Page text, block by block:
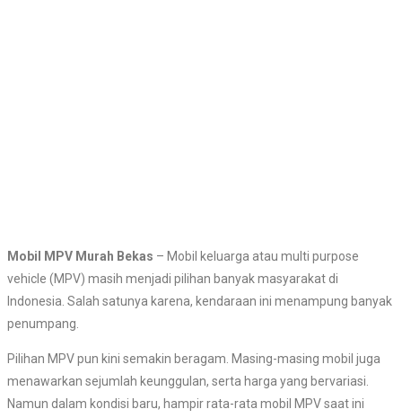
Mobil MPV Murah Bekas – Mobil keluarga atau multi purpose
vehicle (MPV) masih menjadi pilihan banyak masyarakat di
Indonesia. Salah satunya karena, kendaraan ini menampung banyak
penumpang.
Pilihan MPV pun kini semakin beragam. Masing-masing mobil juga
menawarkan sejumlah keunggulan, serta harga yang bervariasi.
Namun dalam kondisi baru, hampir rata-rata mobil MPV saat ini